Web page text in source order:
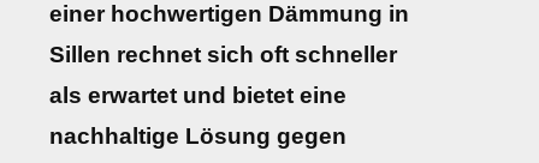
einer hochwertigen Dämmung in
Sillen rechnet sich oft schneller
als erwartet und bietet eine
nachhaltige Lösung gegen